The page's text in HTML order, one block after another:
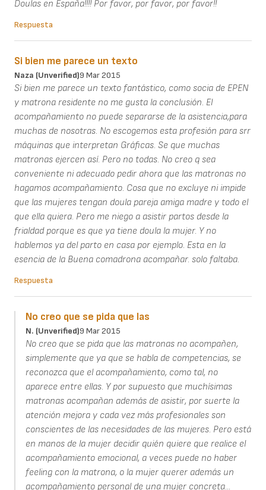
Doulas en España!!!! Por favor, por favor, por favor!!
Respuesta
Si bien me parece un texto
Naza (unverified)9 Mar 2015
Si bien me parece un texto fantástico, como socia de EPEN
y matrona residente no me gusta la conclusión. El
acompañamiento no puede separarse de la asistencia,para
muchas de nosotras. No escogemos esta profesión para srr
máquinas que interpretan Gráficas. Se que muchas
matronas ejercen así. Pero no todas. No creo q sea
conveniente ni adecuado pedir ahora que las matronas no
hagamos acompañamiento. Cosa que no excluye ni impide
que las mujeres tengan doula pareja amiga madre y todo el
que ella quiera. Pero me niego a asistir partos desde la
frialdad porque es que ya tiene doula la mujer. Y no
hablemos ya del parto en casa por ejemplo. Esta en la
esencia de la Buena comadrona acompañar. solo faltaba.
Respuesta
No creo que se pida que las
N. (unverified)9 Mar 2015
No creo que se pida que las matronas no acompañen,
simplemente que ya que se habla de competencias, se
reconozca que el acompañamiento, como tal, no
aparece entre ellas. Y por supuesto que muchísimas
matronas acompañan además de asistir, por suerte la
atención mejora y cada vez más profesionales son
conscientes de las necesidades de las mujeres. Pero está
en manos de la mujer decidir quién quiere que realice el
acompañamiento emocional, a veces puede no haber
feeling con la matrona, o la mujer querer además un
acompañamiento personal de una mujer concreta...